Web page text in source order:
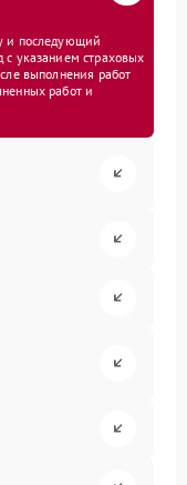
и последующий
с указанием страховых
выполнения работ
работ и